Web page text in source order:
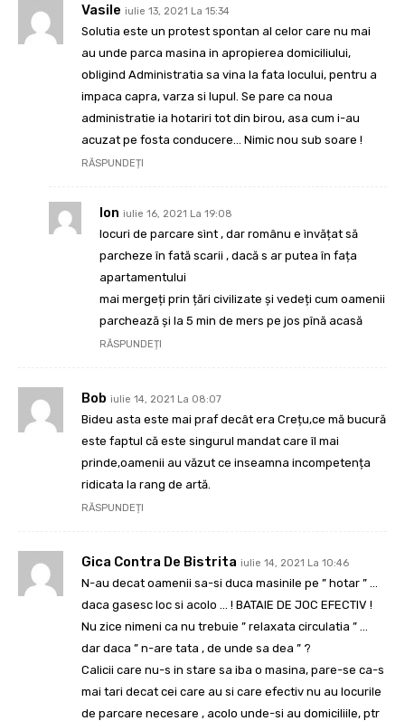
Vasile iulie 13, 2021 La 15:34
Solutia este un protest spontan al celor care nu mai
au unde parca masina in apropierea domiciliului,
obligind Administratia sa vina la fata locului, pentru a
impaca capra, varza si lupul. Se pare ca noua
administratie ia hotariri tot din birou, asa cum i-au
acuzat pe fosta conducere… Nimic nou sub soare !
RĂSPUNDEȚI
Ion iulie 16, 2021 La 19:08
locuri de parcare sìnt , dar românu e ìnvățat să
parcheze în fată scarii , dacă s ar putea în fața
apartamentului
mai mergeți prin țări civilizate și vedeți cum oamenii
parchează și la 5 min de mers pe jos pînă acasă
RĂSPUNDEȚI
Bob iulie 14, 2021 La 08:07
Bideu asta este mai praf decât era Crețu,ce mă bucură
este faptul că este singurul mandat care îl mai
prinde,oamenii au văzut ce inseamna incompetența
ridicata la rang de artă.
RĂSPUNDEȚI
Gica Contra De Bistrita iulie 14, 2021 La 10:46
N-au decat oamenii sa-si duca masinile pe ” hotar ” …
daca gasesc loc si acolo … ! BATAIE DE JOC EFECTIV !
Nu zice nimeni ca nu trebuie ” relaxata circulatia ” …
dar daca ” n-are tata , de unde sa dea ” ?
Calicii care nu-s in stare sa iba o masina, pare-se ca-s
mai tari decat cei care au si care efectiv nu au locurile
de parcare necesare , acolo unde-si au domiciliile, ptr